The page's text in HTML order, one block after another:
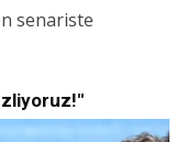
senariste